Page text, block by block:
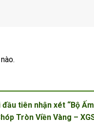
đầu tiên nhận xét “Bộ
Tròn Viền Vàng –